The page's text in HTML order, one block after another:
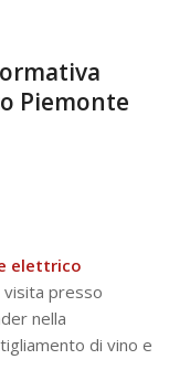
Piemonte
elettrico
visita presso
nella
di vino e